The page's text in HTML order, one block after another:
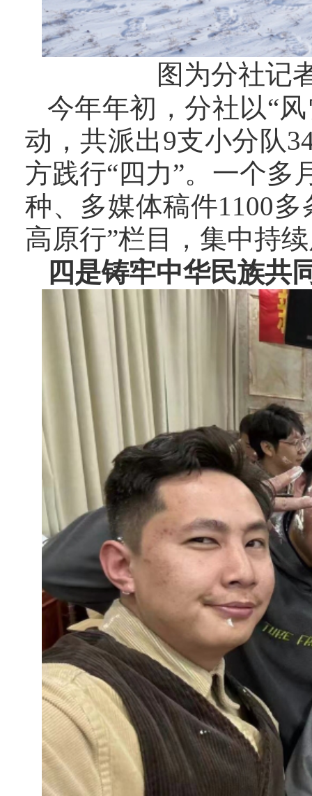
图为分社记
今年年初，分社以“
动，共派出9支小分队
方践行“四力”。一个多
种、多媒体稿件1100
高原行”栏目，集中持
四是铸牢中华民族共